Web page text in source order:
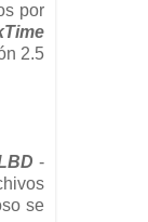
por
2.5
-
se